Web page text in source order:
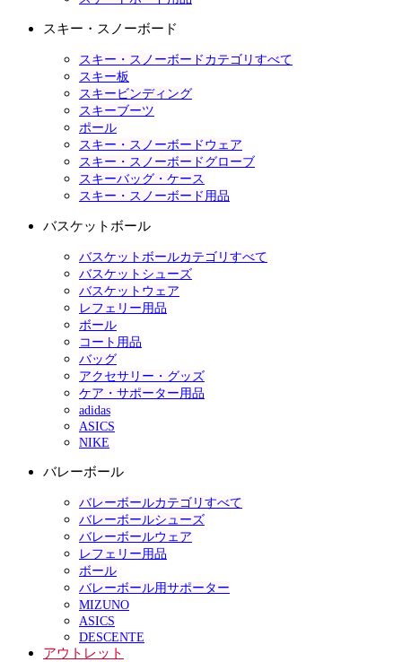
スキー・スノーボード
スキー・スノーボードカテゴリすべて
スキー板
スキービンディング
スキーブーツ
ポール
スキー・スノーボードウェア
スキー・スノーボードグローブ
スキーバッグ・ケース
スキー・スノーボード用品
バスケットボール
バスケットボールカテゴリすべて
バスケットシューズ
バスケットウェア
レフェリー用品
ボール
コート用品
バッグ
アクセサリー・グッズ
ケア・サポーター用品
adidas
ASICS
NIKE
バレーボール
バレーボールカテゴリすべて
バレーボールシューズ
バレーボールウェア
レフェリー用品
ボール
バレーボール用サポーター
MIZUNO
ASICS
DESCENTE
アウトレット